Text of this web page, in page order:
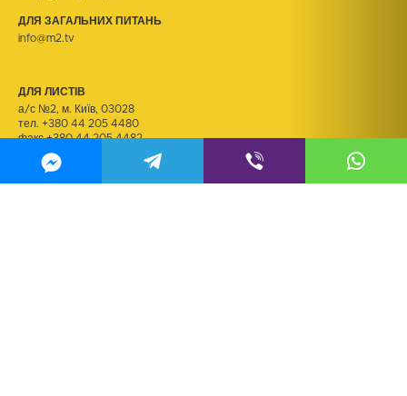
ДЛЯ ЗАГАЛЬНИХ ПИТАНЬ
info@m2.tv
ДЛЯ ЛИСТІВ
а/с №2, м. Київ, 03028
тел. +380 44 205 4480
факс +380 44 205 4482
ДЛЯ РЕЗЮМЕ
kadry@m2.tv